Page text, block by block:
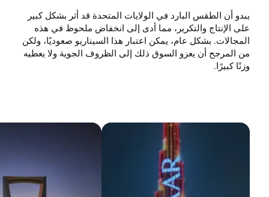
يبدو أن الطقس البارد في الولايات المتحدة قد أثر بشكل كبير
على الإنتاج والتكرير، مما أدى إلى انخفاض ملحوظ في هذه
المجالات. بشكل عام، يمكن اعتبار هذا السيناريو صعوديًا، ولكن
من المرجح أن يعزو السوق ذلك إلى الظروف الجوية ولا يعطيه
وزنًا كبيرًا.